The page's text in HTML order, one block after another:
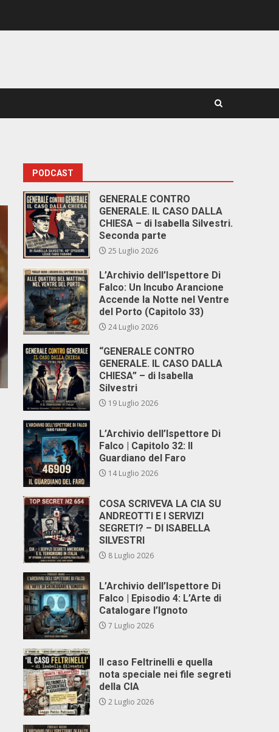
PODCAST
GENERALE CONTRO
GENERALE. IL CASO DALLA
CHIESA – di Isabella Silvestri.
Seconda parte
25 Luglio 2026
L’Archivio dell’Ispettore Di
Falco: Un Incubo Arancione
Accende la Notte nel Ventre
del Porto (Capitolo 33)
24 Luglio 2026
“GENERALE CONTRO
GENERALE. IL CASO DALLA
CHIESA” – di Isabella
Silvestri
19 Luglio 2026
L’Archivio dell’Ispettore Di
Falco | Capitolo 32: Il
Guardiano del Faro
14 Luglio 2026
COSA SCRIVEVA LA CIA SU
ANDREOTTI E I SERVIZI
SEGRETI? – DI ISABELLA
SILVESTRI
8 Luglio 2026
L’Archivio dell’Ispettore Di
Falco | Episodio 4: L’Arte di
Catalogare l’Ignoto
7 Luglio 2026
Il caso Feltrinelli e quella
nota speciale nei file segreti
della CIA
2 Luglio 2026